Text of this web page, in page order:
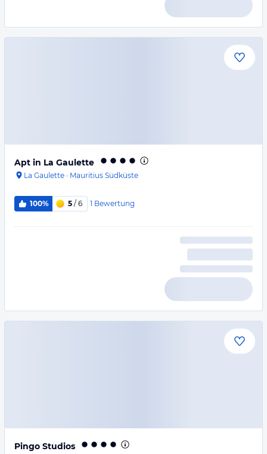
Apt in La Gaulette
La Gaulette · Mauritius Südküste
100% 5 / 6 1 Bewertung
Pingo Studios